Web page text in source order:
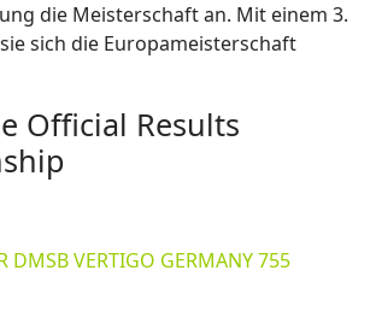
die Meisterschaft an. Mit einem 3.
sich die Europameisterschaft
Official Results
DMSB VERTIGO GERMANY 755